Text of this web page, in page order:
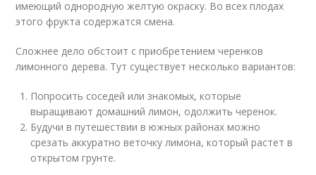
имеющий однородную желтую окраску. Во всех плодах
этого фрукта содержатся смена.
Сложнее дело обстоит с приобретением черенков
лимонного дерева. Тут существует несколько вариантов:
Попросить соседей или знакомых, которые
выращивают домашний лимон, одолжить черенок.
Будучи в путешествии в южных районах можно
срезать аккуратно веточку лимона, который растет в
открытом грунте.